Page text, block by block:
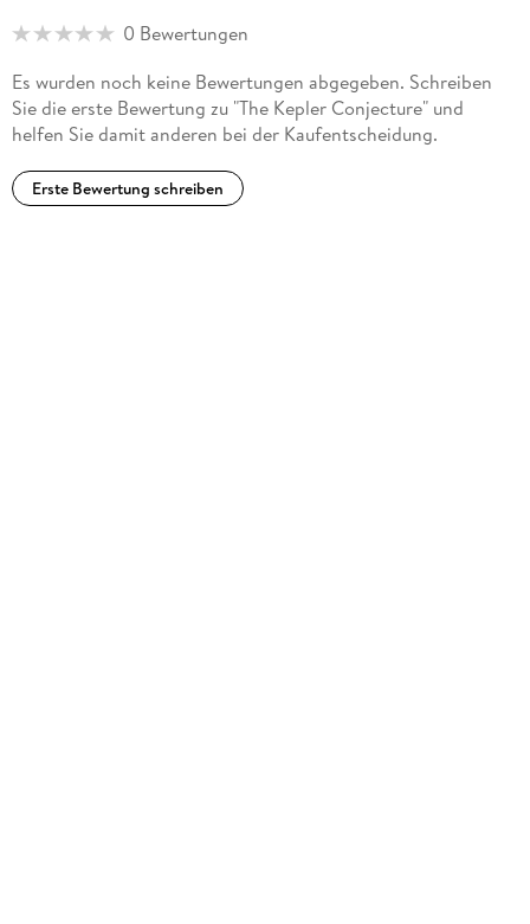
0 Bewertungen
Es wurden noch keine Bewertungen abgegeben. Schreiben
Sie die erste Bewertung zu "The Kepler Conjecture" und
helfen Sie damit anderen bei der Kaufentscheidung.
Erste Bewertung schreiben